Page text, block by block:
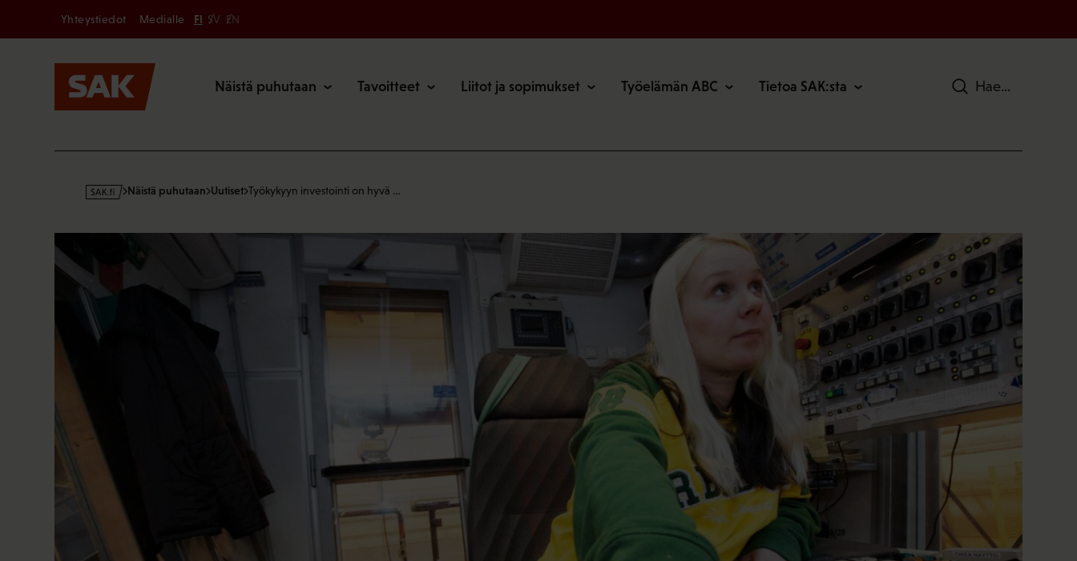
Secondary
Yhteystiedot Medialle FI SV EN
Näistä puhutaan Tavoitteet Liitot ja sopimukset Työelämän ABC Tietoa SAK:sta Hae
s
i
Näistä puhutaan Uutiset Työkykyyn investointi on hyvä …